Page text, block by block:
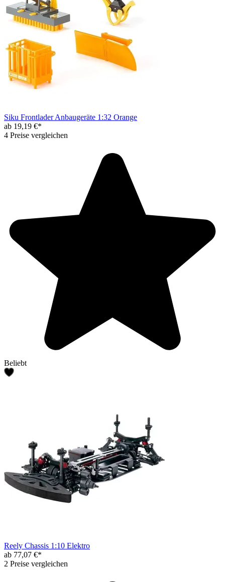
Siku Frontlader Anbaugeräte 1:32 Orange
ab 19,19 €*
4 Preise vergleichen
Beliebt
Reely Chassis 1:10 Elektro
ab 77,07 €*
2 Preise vergleichen